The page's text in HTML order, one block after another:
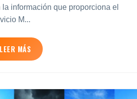
la información que proporciona el
M...
LEER MÁS